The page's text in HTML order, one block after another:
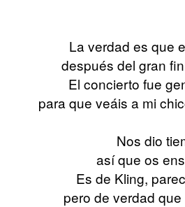
La verdad es que
después del gran
El concierto fue
para que veáis a mi
Nos dio
así que os
Es de Kling,
pero de verdad